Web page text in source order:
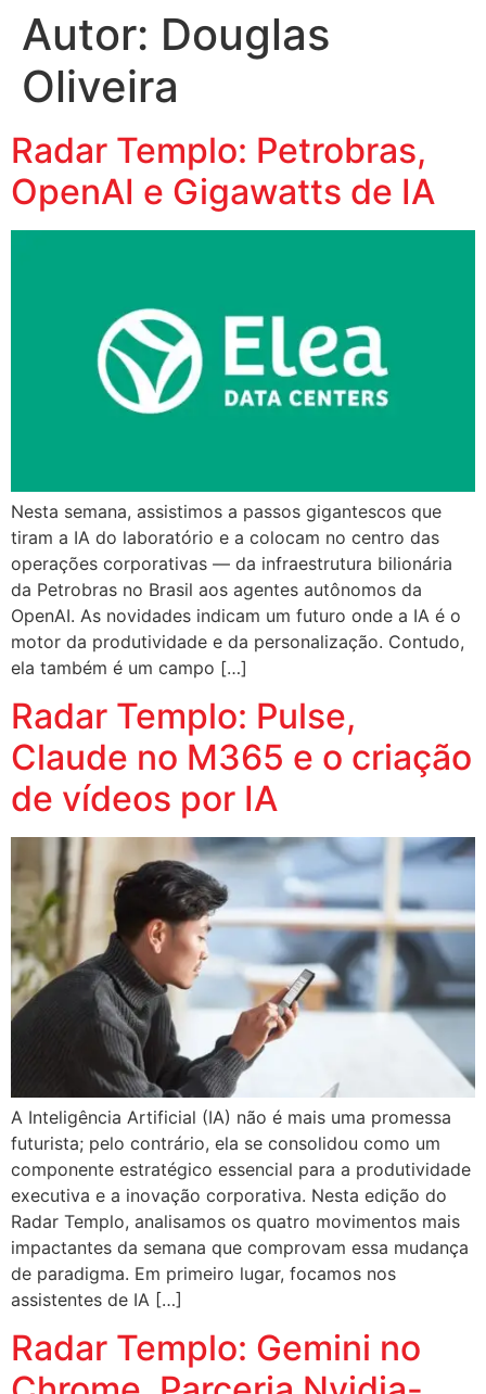
Autor: Douglas
Oliveira
Radar Templo: Petrobras,
OpenAI e Gigawatts de IA
Nesta semana, assistimos a passos gigantescos que
tiram a IA do laboratório e a colocam no centro das
operações corporativas — da infraestrutura bilionária
da Petrobras no Brasil aos agentes autônomos da
OpenAI. As novidades indicam um futuro onde a IA é o
motor da produtividade e da personalização. Contudo,
ela também é um campo […]
Radar Templo: Pulse,
Claude no M365 e o criação
de vídeos por IA
A Inteligência Artificial (IA) não é mais uma promessa
futurista; pelo contrário, ela se consolidou como um
componente estratégico essencial para a produtividade
executiva e a inovação corporativa. Nesta edição do
Radar Templo, analisamos os quatro movimentos mais
impactantes da semana que comprovam essa mudança
de paradigma. Em primeiro lugar, focamos nos
assistentes de IA […]
Radar Templo: Gemini no